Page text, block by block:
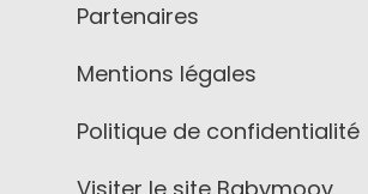
Partenaires
Mentions légales
Politique de confidentialité